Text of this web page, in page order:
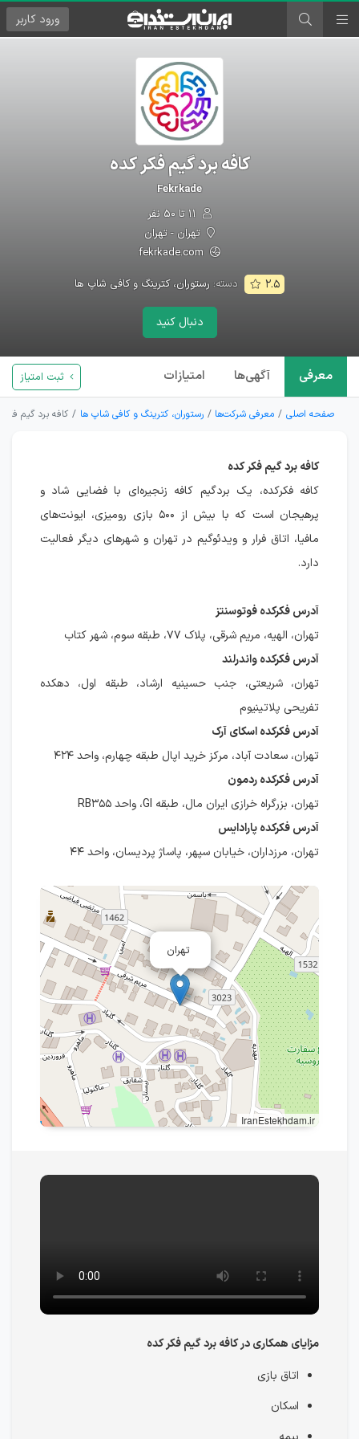
ورود کاربر
کافه برد گیم فکر کده
Fekrkade
تهران - تهران
۲.۵ دسته: رستوران، کترینگ و کافی شاپ ها
دنبال کنید
معرفی آگهی‌ها امتیازات ثبت امتیاز
صفحه اصلی معرفی شرکت‌ها رستوران، کترینگ و کافی شاپ ها کافه برد گیم فکر
کافه برد گیم فکر کده
کافه فکرکده، یک بردگیم کافه زنجیره‌ای با فضایی شاد و
پرهیجان است که با بیش از ۵۰۰ بازی رومیزی، ایونت‌های
مافیا، اتاق فرار و ویدئوگیم در تهران و شهرهای دیگر فعالیت
دارد.
آدرس فکرکده فوتوسنتز
تهران، الهیه، مریم شرقی، پلاک ۷۷، طبقه سوم، شهر کتاب
آدرس فکرکده واندرلند
تهران، شریعتی، جنب حسینیه ارشاد، طبقه اول، دهکده
تفریحی پلاتینیوم
آدرس فکرکده اسکای آرک
تهران، سعادت آباد، مرکز خرید اپال طبقه چهارم، واحد ۴۲۴
آدرس فکرکده ردمون
تهران، بزرگراه خرازی ایران مال، طبقه GI، واحد RB۳۵۵
آدرس فکرکده پارادایس
تهران، مرزداران، خیابان سپهر، پاساژ پردیسان، واحد ۴۴
تهران
IranEstekhdam.ir
مزایای همکاری در کافه برد گیم فکر کده
اتاق بازی
اسکان